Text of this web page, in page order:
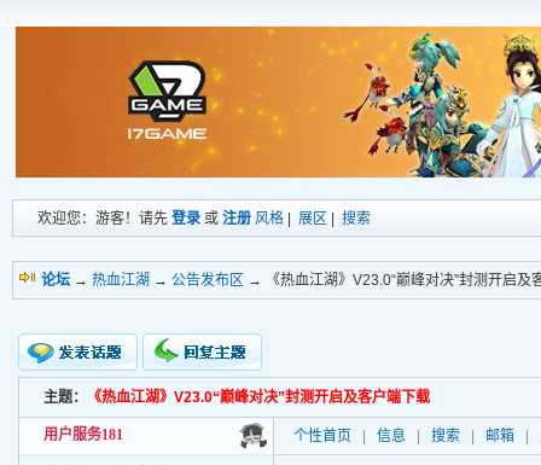
欢迎您：游客！请先 登录 或 注册 风格 展区 搜索
论坛 → 热血江湖 → 公告发布区 → 《热血江湖》V23.0“巅峰对决”封测开启及
新的主题
投票帖
主题： 《热血江湖》V23.0“巅峰对决”封测开启及客户端下载
用户服务181 个性首页 信息 搜索 邮箱